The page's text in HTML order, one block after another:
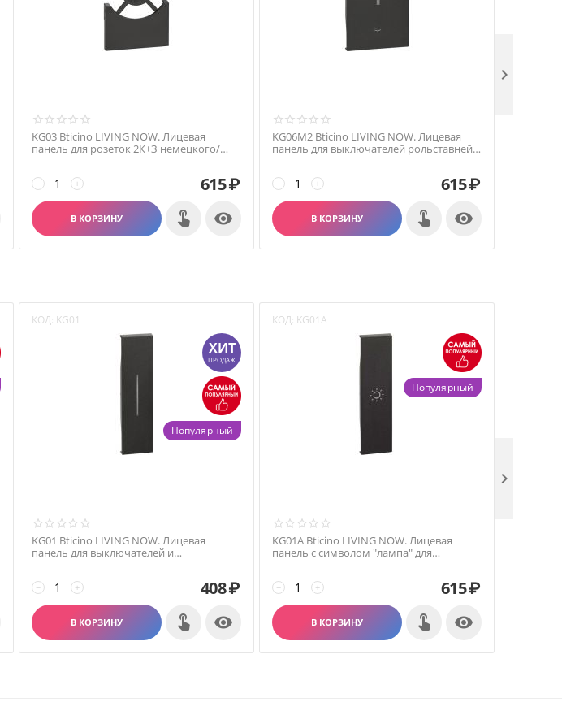
KG03 Bticino LIVING NOW. Лицевая
панель для розеток 2К+З немецкого/
+
− 615₽
В КОРЗИНУ 
KG06M2 Bticino LIVING NOW. Лицевая
панель для выключателей рольставней
+
− 615₽
В КОРЗИНУ 

КОД: KG01
ХИТ
ПРОДАЖ
Популярный
KG01 Bticino LIVING NOW. Лицевая
панель для выключателей и
+
− 408₽
В КОРЗИНУ 
КОД: KG01A
Популярный
KG01A Bticino LIVING NOW. Лицевая
панель с символом "лампа" для
+
− 615₽
В КОРЗИНУ 
